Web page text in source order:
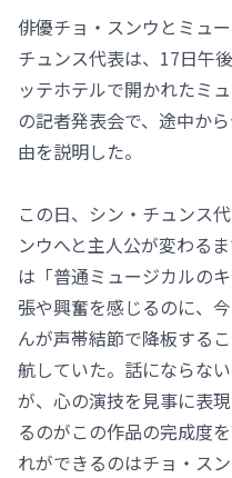
俳優チョ・スンウとミュ
チュンス代表は、17日午
ッテホテルで開かれたミ
の記者発表会で、途中か
由を説明した。
この日、シン・チュンス
ンウへと主人公が変わる
は「普通ミュージカルの
張や興奮を感じるのに、
んが声帯結節で降板する
航していた。話にならな
が、心の演技を見事に表
るのがこの作品の完成度
れができるのはチョ・ス